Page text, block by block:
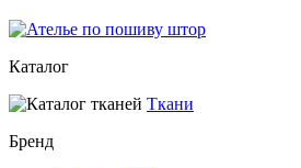
Каталог
Ткани
Бренд